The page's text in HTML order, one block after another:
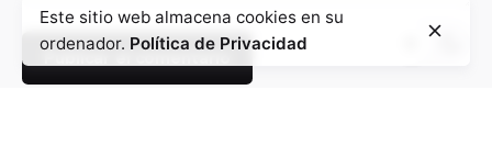
Este sitio web almacena cookies en su
ordenador. Política de Privacidad